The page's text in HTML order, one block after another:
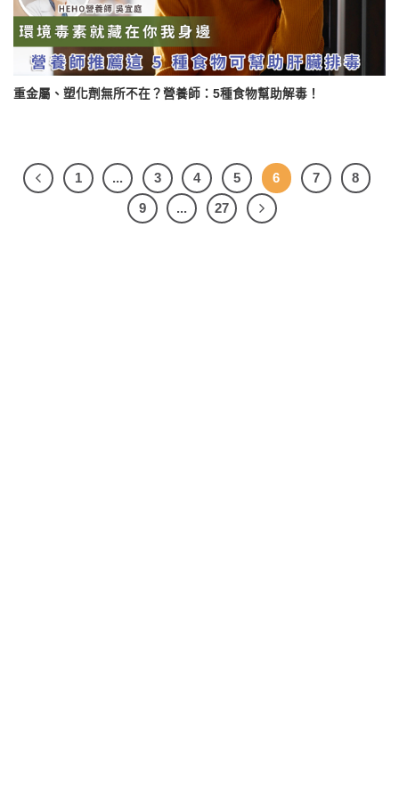
重金屬、塑化劑無所不在？營養師：5種食物幫助解毒！
1 ... 3 4 5 6 7
8
9
... 27